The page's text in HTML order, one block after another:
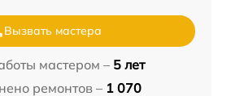
Вызвать мастера
мастером – 5 лет
ремонтов – 1 070